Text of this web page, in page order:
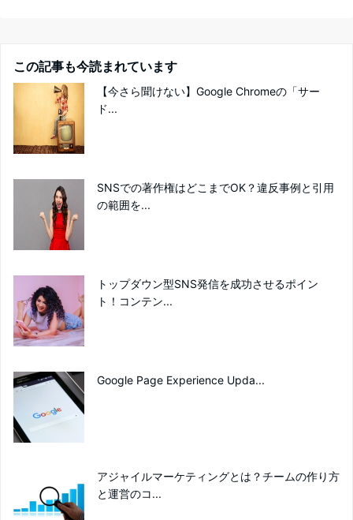
この記事も今読まれています
【今さら聞けない】Google Chromeの「サー
ド...
SNSでの著作権はどこまでOK？違反事例と引用
の範囲を...
トップダウン型SNS発信を成功させるポイン
ト！コンテン...
Google Page Experience Upda...
アジャイルマーケティングとは？チームの作り方
と運営のコ...